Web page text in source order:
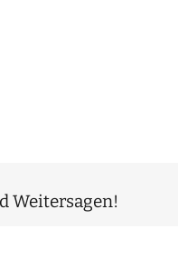
Weitersagen!